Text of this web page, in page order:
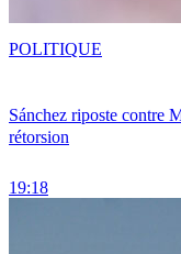
Sánchez riposte contre
rétorsion
19:18
POLITIQUE